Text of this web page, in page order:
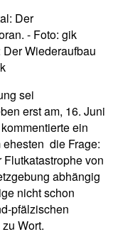
Wiederaufbau
sei
erst am, 16. Juni
ein
ehesten die Frage:
Flutkatastrophe von
abhängig
nicht schon
pfälzischen
Wort.